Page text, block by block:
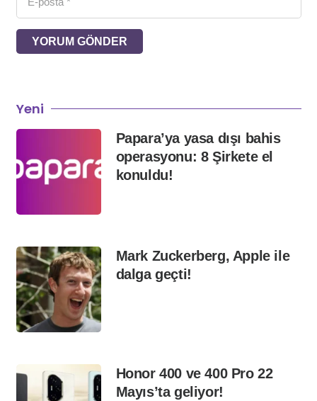
YORUM GÖNDER
Yeni
Papara’ya yasa dışı bahis
operasyonu: 8 Şirkete el
konuldu!
Mark Zuckerberg, Apple ile
dalga geçti!
Honor 400 ve 400 Pro 22
Mayıs’ta geliyor!